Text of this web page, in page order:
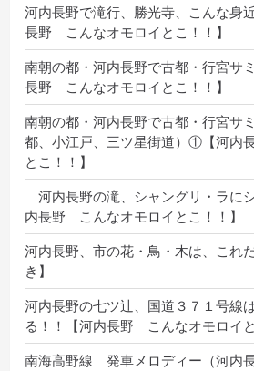
河内長野で滝行、勝光寺、こんな身
長野 こんなオモロイとこ！！】
南朝の都・河内長野で古都・行宮サ
長野 こんなオモロイとこ！！】
南朝の都・河内長野で古都・行宮サ
都、小江戸、三ツ星街道）①【河内
とこ！！】
河内長野の滝、シャングリ・ラに
内長野 こんなオモロイとこ！！】
河内長野、市の花・鳥・木は、これ
き】
河内長野の七ツ辻、国道３７１号線
る！！【河内長野 こんなオモロイと
南海高野線 発車メロディー（河内